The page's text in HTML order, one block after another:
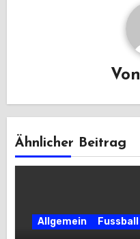
Von
Ähnlicher Beitrag
Allgemein Fussball